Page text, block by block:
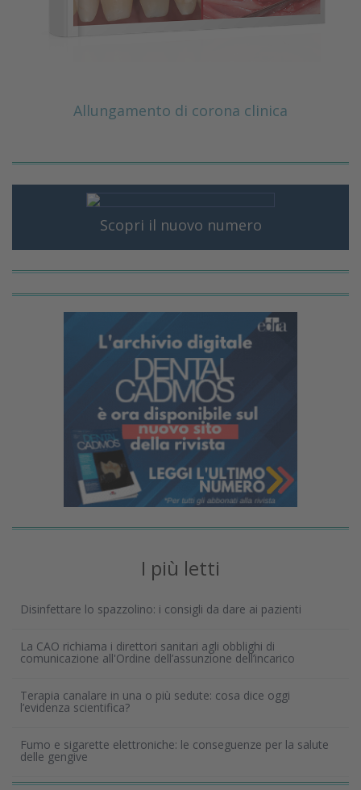
Allungamento di corona clinica
Scopri il nuovo numero
I più letti
Disinfettare lo spazzolino: i consigli da dare ai pazienti
La CAO richiama i direttori sanitari agli obblighi di
comunicazione all'Ordine dell’assunzione dell’incarico
Terapia canalare in una o più sedute: cosa dice oggi
l’evidenza scientifica?
Fumo e sigarette elettroniche: le conseguenze per la salute
delle gengive